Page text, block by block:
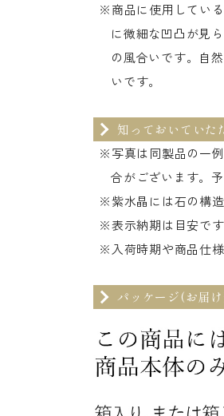
※商品に使用してい
に微細な凹凸が見
の風合いです。自
いです。
知っておいていた
※写真は同製品の一
合がございます。
※紫水晶には石の構
※表示納期は目安で
※入荷時期や商品仕
パッケージ(お届